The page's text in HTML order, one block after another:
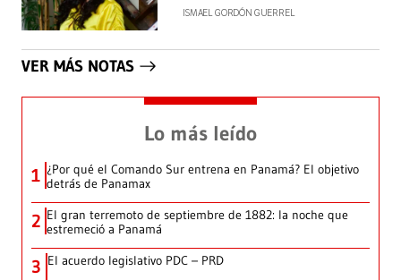
ISMAEL GORDÓN GUERREL
VER MÁS NOTAS
Lo más leído
1 ¿Por qué el Comando Sur entrena en Panamá? El objetivo
detrás de Panamax
2 El gran terremoto de septiembre de 1882: la noche que
estremeció a Panamá
3 El acuerdo legislativo PDC – PRD